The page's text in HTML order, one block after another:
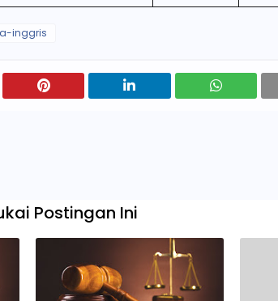
inggris
Postingan Ini